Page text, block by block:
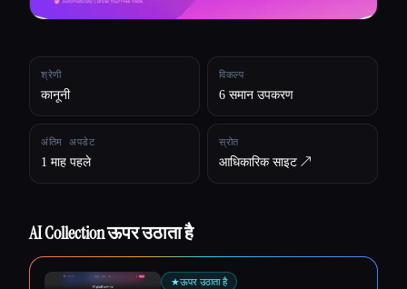
श्रेणी
कानूनी
विकल्प
6 समान उपकरण
अंतिम अपडेट
1 माह पहले
स्रोत
आधिकारिक साइट ↗︎
AI Collection ऊपर उठाता है
★ऊपर उठाता है